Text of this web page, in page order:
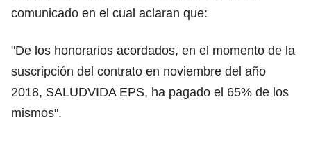
comunicado en el cual aclaran que:
"De los honorarios acordados, en el momento de la
suscripción del contrato en noviembre del año
2018, SALUDVIDA EPS, ha pagado el 65% de los
mismos".